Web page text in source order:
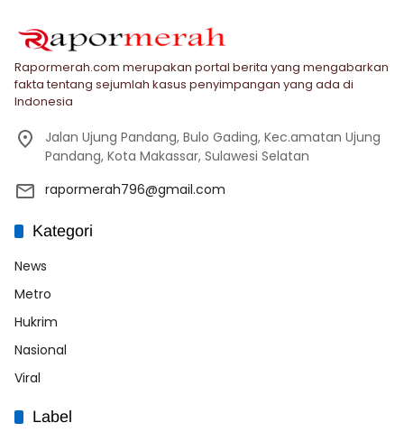
Rapormerah.com merupakan portal berita yang mengabarkan
fakta tentang sejumlah kasus penyimpangan yang ada di
Indonesia
Jalan Ujung Pandang, Bulo Gading, Kec.amatan Ujung
Pandang, Kota Makassar, Sulawesi Selatan
rapormerah796@gmail.com
Kategori
News
Metro
Hukrim
Nasional
Viral
Label